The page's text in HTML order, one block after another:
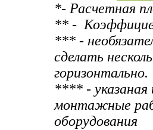
*- Расчетная
** -
*** -
сделать
горизонтально.
**** - указаная
монтажные
оборудования